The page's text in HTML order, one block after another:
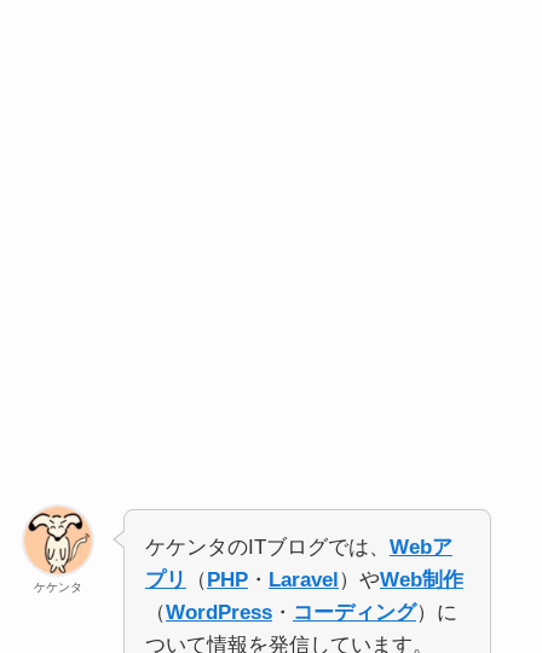
ケケンタ
ケケンタのITブログでは、 Webア
プリ
（PHP・ Laravel）やWeb制作
（WordPress・ コーディング）に
ついて情報を発信しています。